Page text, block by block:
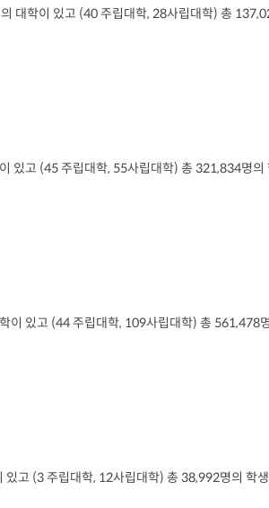
대학이 있고 (40 주립대학, 28사립대학) 총
있고 (45 주립대학, 55사립대학) 총 321,834명의
이 있고 (44 주립대학, 109사립대학) 총 561,478
있고 (3 주립대학, 12사립대학) 총 38,992명의 학